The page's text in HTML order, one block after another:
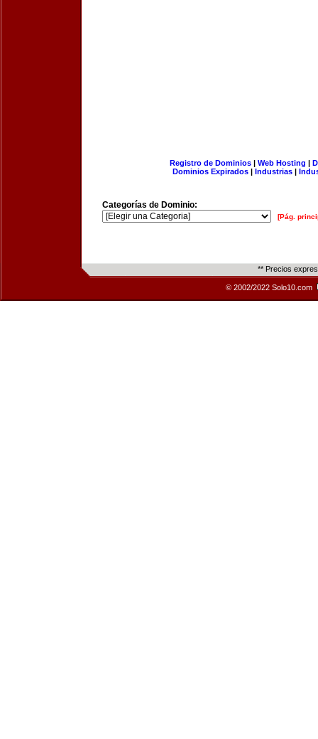
Registro de Dominios| Web Hosting |
Dominios Expirados | Industrias |
Categorías de Dominio:
[Pág.
** Precios
© 2002/2022 Solo10.com